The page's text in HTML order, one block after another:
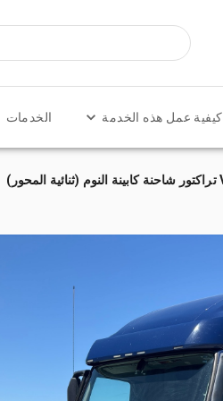
كيفية عمل هذه الخدمة الخدمات